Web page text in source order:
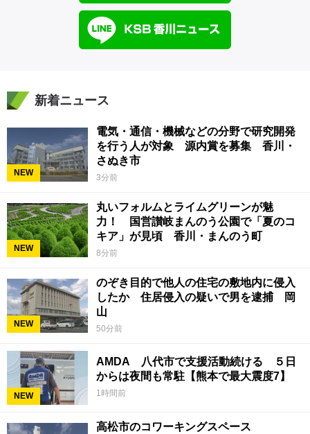
新着ニュース
NEW
電気・通信・機械などの分野で研究開発
を行う人が対象 源内賞を募集 香川・
さぬき市
3分前
NEW
丸いフォルムとライムグリーンが魅
力！ 国営讃岐まんのう公園で「夏のコ
キア」が見頃 香川・まんのう町
8分前
NEW
のぞき目的で他人の住宅の敷地内に侵入
したか 住居侵入の疑いで男を逮捕 岡
山
50分前
NEW
AMDA 八代市で支援活動続ける ５日
からは夜間も常駐【熊本で最大震度7】
1時間前
高松市のコワーキングスペース